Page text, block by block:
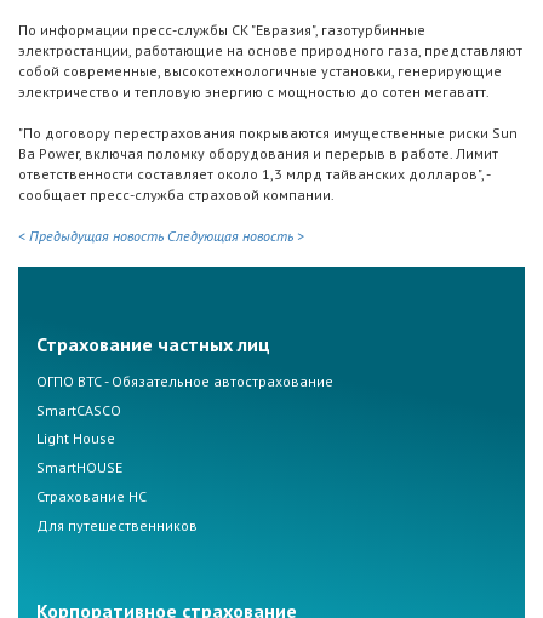
По информации пресс-службы СК "Евразия", газотурбинные
электростанции, работающие на основе природного газа, представляют
собой современные, высокотехнологичные установки, генерирующие
электричество и тепловую энергию с мощностью до сотен мегаватт.
"По договору перестрахования покрываются имущественные риски Sun
Ba Power, включая поломку оборудования и перерыв в работе. Лимит
ответственности составляет около 1,3 млрд тайванских долларов", -
сообщает пресс-служба страховой компании.
< Предыдущая новость Следующая новость >
Страхование частных лиц
ОГПО ВТС - Обязательное автострахование
SmartCASCO
Light House
SmartHOUSE
Страхование НС
Для путешественников
Корпоративное страхование